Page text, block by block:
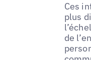
Ces
plus
de